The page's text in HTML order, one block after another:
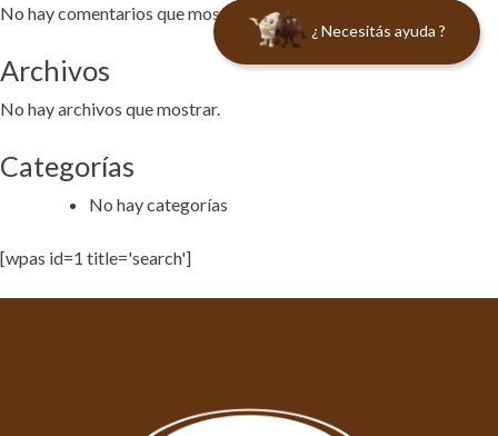
No hay comentarios que mostrar.
Archivos
No hay archivos que mostrar.
Categorías
No hay categorías
[wpas id=1 title='search']
¿ Necesitás ayuda ?